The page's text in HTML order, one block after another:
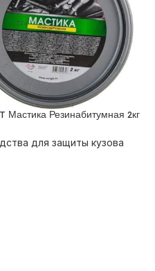
Мастика Резинабитумная 2кг
для защиты кузова